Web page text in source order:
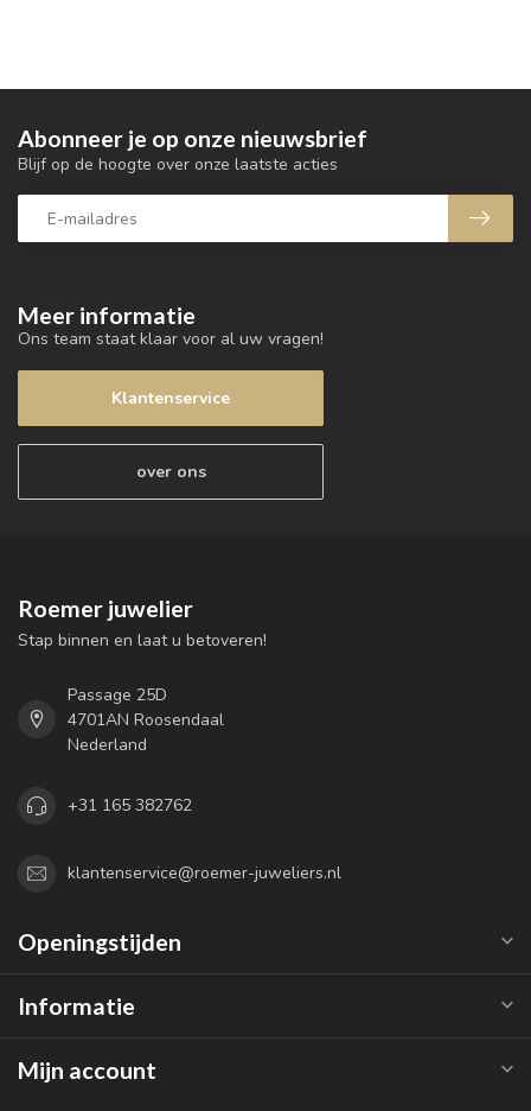
Meer informatie
Ons team staat klaar voor al uw vragen!
Klantenservice
over ons
Abonneer je op onze nieuwsbrief
Blijf op de hoogte over onze laatste acties
Roemer juwelier
Stap binnen en laat u betoveren!
Passage 25D
4701AN Roosendaal
Nederland
+31 165 382762
klantenservice@roemer-juweliers.nl
Openingstijden
Informatie
Mijn account